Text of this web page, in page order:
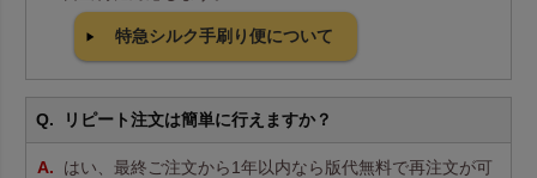
特急シルク手刷り便について
リピート注文は簡単に行えますか？
はい、最終ご注文から1年以内なら版代無料で再注文が可